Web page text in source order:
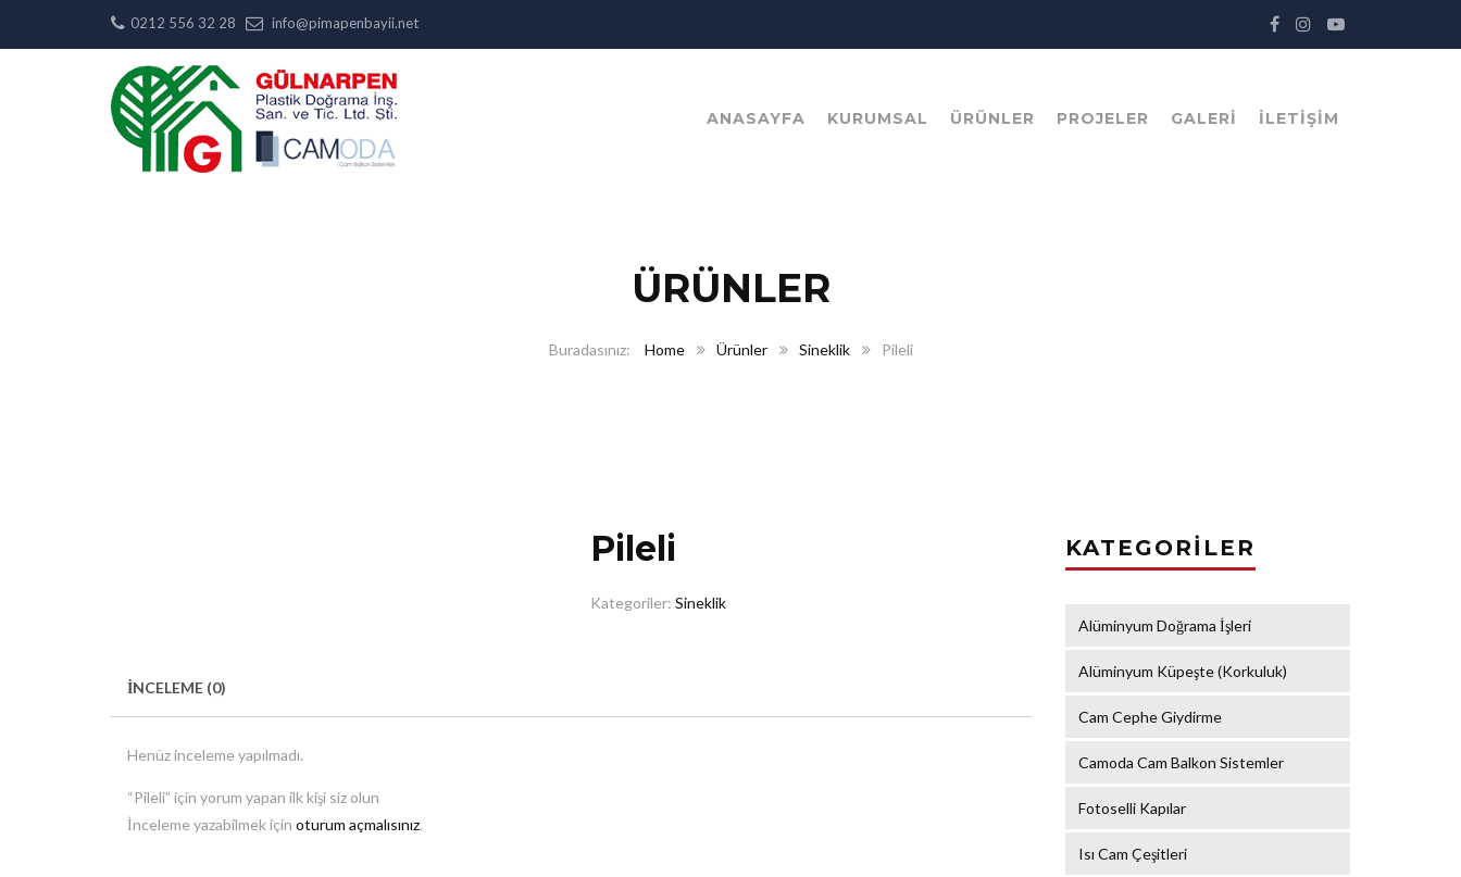
0212 556 32 28 info@pimapenbayii.net
ANASAYFA KURUMSAL ÜRÜNLER PROJELER GALERI İLETIŞIM
ÜRÜNLER
Home Ürünler Sineklik Pileli
Pileli
Kategoriler: Sineklik
İNCELEME (0)
Henüz inceleme yapılmadı.
“Pileli” için yorum yapan ilk kişi siz olun
İnceleme yazabilmek için oturum açmalısınız.
KATEGORILER
Alüminyum Doğrama İşleri
Alüminyum Küpeşte (Korkuluk)
Cam Cephe Giydirme
Camoda Cam Balkon Sistemler
Fotoselli Kapılar
Isı Cam Çeşitleri